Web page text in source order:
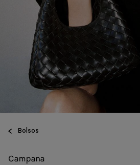
Bolsos
Campana